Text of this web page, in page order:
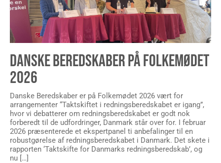
DANSKE BEREDSKABER PÅ FOLKEMØDET
2026
Danske Beredskaber er på Folkemødet 2026 vært for
arrangementer “Taktskiftet i redningsberedskabet er igang”,
hvor vi debatterer om redningsberedskabet er godt nok
forberedt til de udfordringer, Danmark står over for. I februar
2026 præsenterede et ekspertpanel ti anbefalinger til en
robustgørelse af redningsberedskabet i Danmark. Det skete i
rapporten ‘Taktskifte for Danmarks redningsberedskab’, og
nu […]